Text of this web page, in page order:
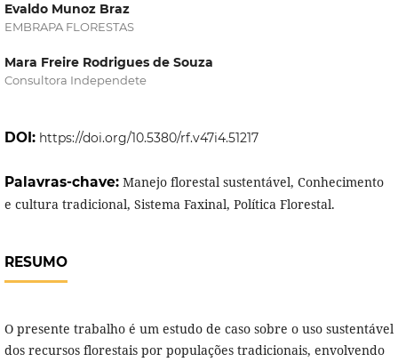
Evaldo Munoz Braz
EMBRAPA FLORESTAS
Mara Freire Rodrigues de Souza
Consultora Independete
DOI: https://doi.org/10.5380/rf.v47i4.51217
Palavras-chave: Manejo florestal sustentável, Conhecimento
e cultura tradicional, Sistema Faxinal, Política Florestal.
RESUMO
O presente trabalho é um estudo de caso sobre o uso sustentável
dos recursos florestais por populações tradicionais, envolvendo